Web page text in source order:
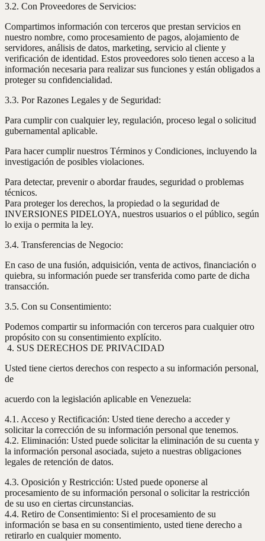
3.2. Con Proveedores de Servicios:
Compartimos información con terceros que prestan servicios en
nuestro nombre, como procesamiento de pagos, alojamiento de
servidores, análisis de datos, marketing, servicio al cliente y
verificación de identidad. Estos proveedores solo tienen acceso a la
información necesaria para realizar sus funciones y están obligados a
proteger su confidencialidad.
3.3. Por Razones Legales y de Seguridad:
Para cumplir con cualquier ley, regulación, proceso legal o solicitud
gubernamental aplicable.
Para hacer cumplir nuestros Términos y Condiciones, incluyendo la
investigación de posibles violaciones.
Para detectar, prevenir o abordar fraudes, seguridad o problemas
técnicos.
Para proteger los derechos, la propiedad o la seguridad de
INVERSIONES PIDELOYA, nuestros usuarios o el público, según
lo exija o permita la ley.
3.4. Transferencias de Negocio:
En caso de una fusión, adquisición, venta de activos, financiación o
quiebra, su información puede ser transferida como parte de dicha
transacción.
3.5. Con su Consentimiento:
Podemos compartir su información con terceros para cualquier otro
propósito con su consentimiento explícito.
4. SUS DERECHOS DE PRIVACIDAD
Usted tiene ciertos derechos con respecto a su información personal,
de
acuerdo con la legislación aplicable en Venezuela:
4.1. Acceso y Rectificación: Usted tiene derecho a acceder y
solicitar la corrección de su información personal que tenemos.
4.2. Eliminación: Usted puede solicitar la eliminación de su cuenta y
la información personal asociada, sujeto a nuestras obligaciones
legales de retención de datos.
4.3. Oposición y Restricción: Usted puede oponerse al
procesamiento de su información personal o solicitar la restricción
de su uso en ciertas circunstancias.
4.4. Retiro de Consentimiento: Si el procesamiento de su
información se basa en su consentimiento, usted tiene derecho a
retirarlo en cualquier momento.